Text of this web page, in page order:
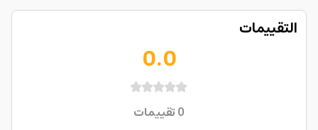
التقييمات
0.0
0تقييمات